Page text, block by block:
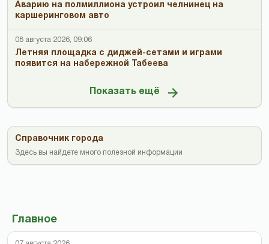
Аварию на полмиллиона устроил челнинец на
каршеринговом авто
08 августа 2026, 09:06
Летняя площадка с диджей-сетами и играми
появится на набережной Табеева
Показать ещё
Справочник города
Здесь вы найдете много полезной информации
Главное